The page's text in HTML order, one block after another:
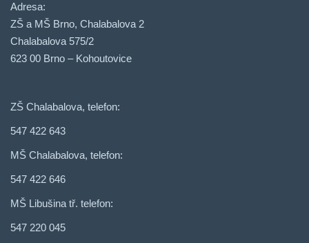
Adresa:
ZŠ a MŠ Brno, Chalabalova 2
Chalabalova 575/2
623 00 Brno – Kohoutovice
ZŠ Chalabalova, telefon:
547 422 643
MŠ Chalabalova, telefon:
547 422 646
MŠ Libušina tř. telefon:
547 220 045